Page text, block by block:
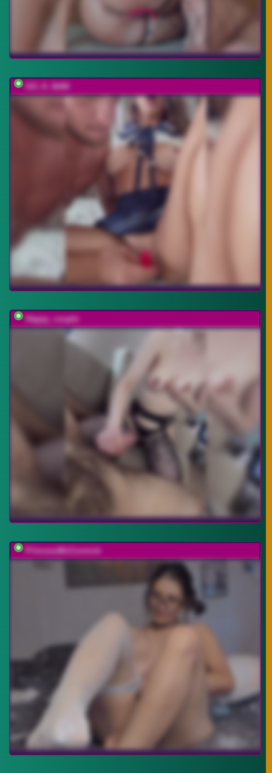
GO_K_NAM
Happy_couple
PrincessMcCormick